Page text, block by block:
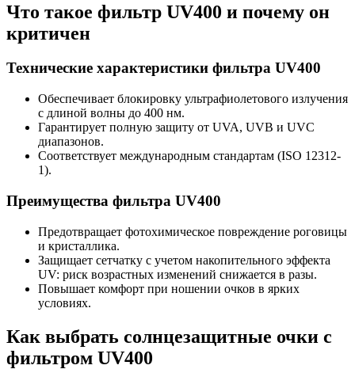
Что такое фильтр UV400 и почему он
критичен
Технические характеристики фильтра UV400
Обеспечивает блокировку ультрафиолетового излучения
с длиной волны до 400 нм.
Гарантирует полную защиту от UVA, UVB и UVC
диапазонов.
Соответствует международным стандартам (ISO 12312-
1).
Преимущества фильтра UV400
Предотвращает фотохимическое повреждение роговицы
и кристаллика.
Защищает сетчатку с учетом накопительного эффекта
UV: риск возрастных изменений снижается в разы.
Повышает комфорт при ношении очков в ярких
условиях.
Как выбрать солнцезащитные очки с
фильтром UV400